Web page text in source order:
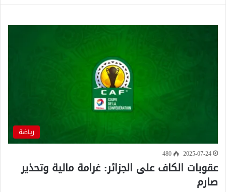
رياضة
2025-07-24
480
عقوبات الكاف على الجزائر: غرامة مالية وتحذير
صارم